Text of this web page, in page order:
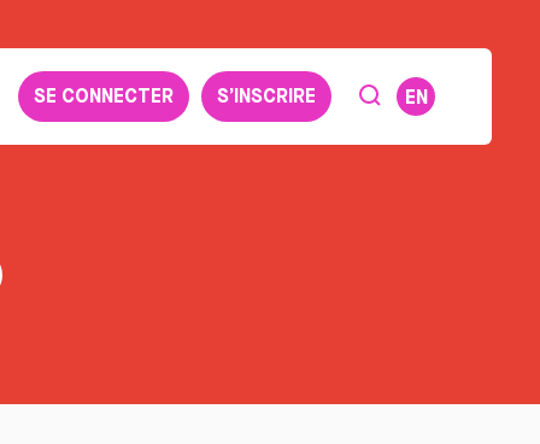
SE CONNECTER S’INSCRIRE EN